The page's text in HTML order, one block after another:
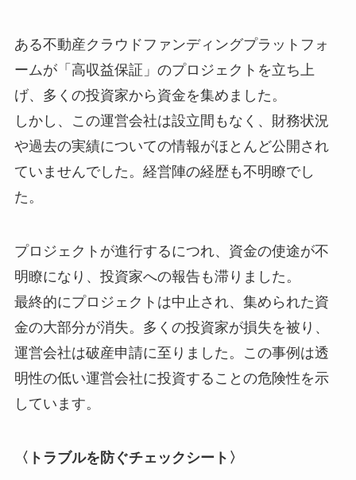
ある不動産クラウドファンディングプラットフォ
ームが「高収益保証」のプロジェクトを立ち上
げ、多くの投資家から資金を集めました。
しかし、この運営会社は設立間もなく、財務状況
や過去の実績についての情報がほとんど公開され
ていませんでした。経営陣の経歴も不明瞭でし
た。
プロジェクトが進行するにつれ、資金の使途が不
明瞭になり、投資家への報告も滞りました。
最終的にプロジェクトは中止され、集められた資
金の大部分が消失。多くの投資家が損失を被り、
運営会社は破産申請に至りました。この事例は透
明性の低い運営会社に投資することの危険性を示
しています。
〈トラブルを防ぐチェックシート〉